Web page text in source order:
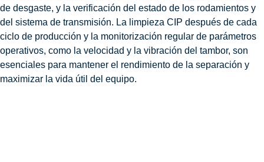
de desgaste, y la verificación del estado de los rodamientos y
del sistema de transmisión. La limpieza CIP después de cada
ciclo de producción y la monitorización regular de parámetros
operativos, como la velocidad y la vibración del tambor, son
esenciales para mantener el rendimiento de la separación y
maximizar la vida útil del equipo.